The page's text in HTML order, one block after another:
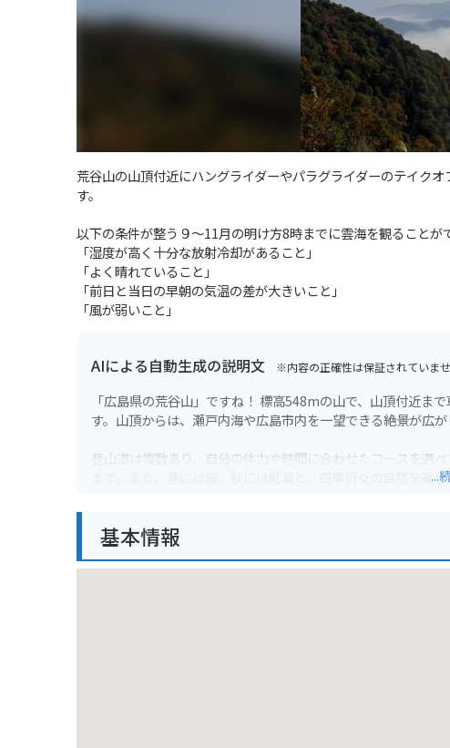
荒谷山の山頂付近にハングライダーやパラグライダーのテイク
す。
以下の条件が整う９〜11月の明け方8時までに雲海を観ることが
「湿度が高く十分な放射冷却があること」
「よく晴れていること」
「前日と当日の早朝の気温の差が大きいこと」
「風が弱いこと」
AIによる自動生成の説明文 ※内容の正確性は保証されていませ
「広島県の荒谷山」ですね！ 標高548mの山で、山頂付近ま
す。山頂からは、瀬戸内海や広島市内を一望できる絶景が広
登山道は複数あり、自分の体力や時間に合わせたコースを選
ます。また、春には桜、秋には紅葉と、四季折々の自然を楽し
いので、安全運転を心がけてください。駐車場はありますが
...
基本情報